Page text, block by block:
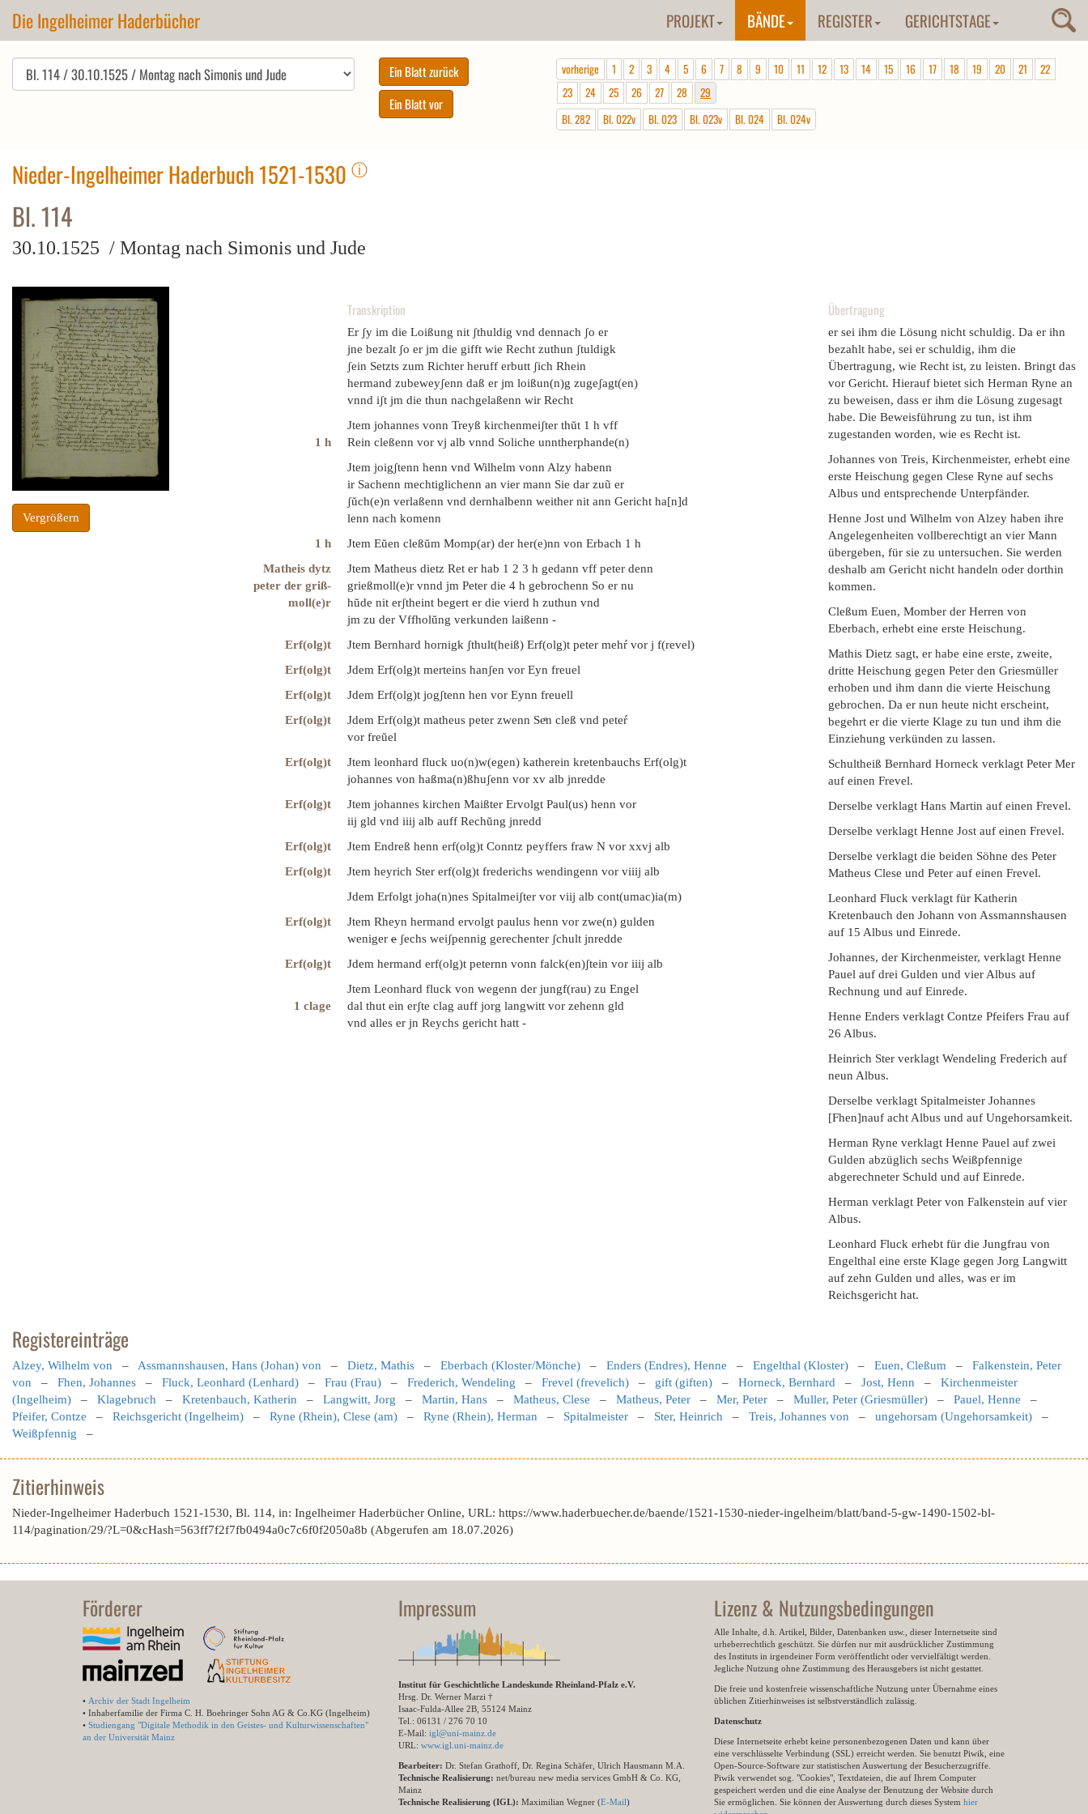
Die Ingelheimer Haderbücher PROJEKT BÄNDE REGISTER GERICHTSTAGE
vorherige 1 2 3 4 5 6 7 8 9 10 11 12 13 14 15 16 17 18 19 20 21
22
23
24 25 26 27 28
29
Bl. 282
Bl. 022v Bl. 023 Bl. 023v Bl. 024 Bl. 024v
Nieder-Ingelheimer Haderbuch 1521-1530 ⓘ
Bl. 114
30.10.1525 / Montag nach Simonis und Jude
Vergrößern
Transkription
Er ʃy im die Loißung nit ʃthuldig vnd dennach ʃo er
jne bezalt ʃo er jm die gifft wie Recht zuthun ʃtuldigk
ʃein Setzts zum Richter heruff erbutt ʃich Rhein
hermand zubeweyʃenn daß er jm loißun(n)g zugeʃagt(en)
vnnd iʃt jm die thun nachgelaßenn wir Recht
Jtem johannes vonn Treyß kirchenmeiʃter thŭt 1 h vff
1 h
Rein cleßenn vor vj alb vnnd Soliche unntherphande(n)
Jtem joigʃtenn henn vnd Wilhelm vonn Alzy habenn
ir Sachenn mechtiglichenn an vier mann Sie dar zuũ er
ʃŭch(e)n verlaßenn vnd dernhalbenn weither nit ann Gericht ha[n]d
lenn nach komenn
1 h
Jtem Eŭen cleßŭm Momp(ar) der her(e)nn von Erbach 1 h
Matheis dytz
Jtem Matheus dietz Ret er hab 1 2 3 h gedann vff peter denn
peter der griß-
grießmoll(e)r vnnd jm Peter die 4 h gebrochenn So er nu
moll(e)r
hŭde nit erʃtheint begert er die vierd h zuthun vnd
jm zu der Vffholŭng verkunden laißenn -
Erf(olg)t
Jtem Bernhard hornigk ʃthult(heiß) Erf(olg)t peter mehŕ vor j f(revel)
Erf(olg)t
Jdem Erf(olg)t merteins hanʃen vor Eyn freuel
Erf(olg)t
Jdem Erf(olg)t jogʃtenn hen vor Eynn freuell
Erf(olg)t
Jdem Erf(olg)t matheus peter zwenn Seͤn cleß vnd peteŕ
vor freŭel
Erf(olg)t
Jtem leonhard fluck uo(n)w(egen) katherein kretenbauchs Erf(olg)t
johannes von haßma(n)ßhuʃenn vor xv alb jnredde
Erf(olg)t
Jtem johannes kirchen Maißter Ervolgt Paul(us) henn vor
iij gld vnd iiij alb auff Rechŭng jnredd
Erf(olg)t
Jtem Endreß henn erf(olg)t Conntz peyffers fraw N vor xxvj alb
Erf(olg)t
Jtem heyrich Ster erf(olg)t frederichs wendingenn vor viiij alb
Jdem Erfolgt joha(n)nes Spitalmeiʃter vor viij alb cont(umac)ia(m)
Erf(olg)t
Jtem Rheyn hermand ervolgt paulus henn vor zwe(n) gulden
weniger e ʃechs weiʃpennig gerechenter ʃchult jnredde
Erf(olg)t
Jdem hermand erf(olg)t peternn vonn falck(en)ʃtein vor iiij alb
Jtem Leonhard fluck von wegenn der jungf(rau) zu Engel
1 clage
dal thut ein erʃte clag auff jorg langwitt vor zehenn gld
vnd alles er jn Reychs gericht hatt -
Übertragung
er sei ihm die Lösung nicht schuldig. Da er ihn
bezahlt habe, sei er schuldig, ihm die
Übertragung, wie Recht ist, zu leisten. Bringt das
vor Gericht. Hierauf bietet sich Herman Ryne an
zu beweisen, dass er ihm die Lösung zugesagt
habe. Die Beweisführung zu tun, ist ihm
zugestanden worden, wie es Recht ist.
Johannes von Treis, Kirchenmeister, erhebt eine
erste Heischung gegen Clese Ryne auf sechs
Albus und entsprechende Unterpfänder.
Henne Jost und Wilhelm von Alzey haben ihre
Angelegenheiten vollberechtigt an vier Mann
übergeben, für sie zu untersuchen. Sie werden
deshalb am Gericht nicht handeln oder dorthin
kommen.
Cleßum Euen, Momber der Herren von
Eberbach, erhebt eine erste Heischung.
Mathis Dietz sagt, er habe eine erste, zweite,
dritte Heischung gegen Peter den Griesmüller
erhoben und ihm dann die vierte Heischung
gebrochen. Da er nun heute nicht erscheint,
begehrt er die vierte Klage zu tun und ihm die
Einziehung verkünden zu lassen.
Schultheiß Bernhard Horneck verklagt Peter Mer
auf einen Frevel.
Derselbe verklagt Hans Martin auf einen Frevel.
Derselbe verklagt Henne Jost auf einen Frevel.
Derselbe verklagt die beiden Söhne des Peter
Matheus Clese und Peter auf einen Frevel.
Leonhard Fluck verklagt für Katherin
Kretenbauch den Johann von Assmannshausen
auf 15 Albus und Einrede.
Johannes, der Kirchenmeister, verklagt Henne
Pauel auf drei Gulden und vier Albus auf
Rechnung und auf Einrede.
Henne Enders verklagt Contze Pfeifers Frau auf
26 Albus.
Heinrich Ster verklagt Wendeling Frederich auf
neun Albus.
Derselbe verklagt Spitalmeister Johannes
[Fhen]nauf acht Albus und auf Ungehorsamkeit.
Herman Ryne verklagt Henne Pauel auf zwei
Gulden abzüglich sechs Weißpfennige
abgerechneter Schuld und auf Einrede.
Herman verklagt Peter von Falkenstein auf vier
Albus.
Leonhard Fluck erhebt für die Jungfrau von
Engelthal eine erste Klage gegen Jorg Langwitt
auf zehn Gulden und alles, was er im
Reichsgericht hat.
Registereinträge
Alzey, Wilhelm von – Assmannshausen, Hans (Johan) von – Dietz, Mathis – Eberbach (Kloster/Mönche) – Enders (Endres), Henne – Engelthal (Kloster) – Euen, Cleßum – Falkenstein, Peter
von – Fhen, Johannes – Fluck, Leonhard (Lenhard) – Frau (Frau) – Frederich, Wendeling – Frevel (frevelich) – gift (giften) – Horneck, Bernhard – Jost, Henn – Kirchenmeister
(Ingelheim) – Klagebruch – Kretenbauch, Katherin – Langwitt, Jorg – Martin, Hans – Matheus, Clese – Matheus, Peter – Mer, Peter – Muller, Peter (Griesmüller) – Pauel, Henne –
Pfeifer, Contze – Reichsgericht (Ingelheim) – Ryne (Rhein), Clese (am) – Ryne (Rhein), Herman – Spitalmeister – Ster, Heinrich – Treis, Johannes von – ungehorsam (Ungehorsamkeit) –
Weißpfennig –
Zitierhinweis
Nieder-Ingelheimer Haderbuch 1521-1530, Bl. 114, in: Ingelheimer Haderbücher Online, URL: https://www.haderbuecher.de/baende/1521-1530-nieder-ingelheim/blatt/band-5-gw-1490-1502-bl-
114/pagination/29/?L=0&cHash=563ff7f2f7fb0494a0c7c6f0f2050a8b (Abgerufen am 18.07.2026)
Förderer
• Archiv der Stadt Ingelheim
• Inhaberfamilie der Firma C. H. Boehringer Sohn AG & Co.KG (Ingelheim)
• Studiengang "Digitale Methodik in den Geistes- und Kulturwissenschaften"
an der Universität Mainz
Impressum
Institut für Geschichtliche Landeskunde Rheinland-Pfalz e.V.
Hrsg. Dr. Werner Marzi †
Isaac-Fulda-Allee 2B, 55124 Mainz
Tel.: 06131 / 276 70 10
E-Mail: igl@uni-mainz.de
URL: www.igl.uni-mainz.de
Bearbeiter: Dr. Stefan Grathoff, Dr. Regina Schäfer, Ulrich Hausmann M.A.
Technische Realisierung: net/bureau new media services GmbH & Co. KG,
Mainz
Technische Realisierung (IGL): Maximilian Wegner (E-Mail)
Lizenz & Nutzungsbedingungen
Alle Inhalte, d.h. Artikel, Bilder, Datenbanken usw., dieser Internetseite sind
urheberrechtlich geschützt. Sie dürfen nur mit ausdrücklicher Zustimmung
des Instituts in irgendeiner Form veröffentlicht oder vervielfältigt werden.
Jegliche Nutzung ohne Zustimmung des Herausgebers ist nicht gestattet.
Die freie und kostenfreie wissenschaftliche Nutzung unter Übernahme eines
üblichen Zitierhinweises ist selbstverständlich zulässig.
Datenschutz
Diese Internetseite erhebt keine personenbezogenen Daten und kann über
eine verschlüsselte Verbindung (SSL) erreicht werden. Sie benutzt Piwik, eine
Open-Source-Software zur statistischen Auswertung der Besucherzugriffe.
Piwik verwendet sog. "Cookies", Textdateien, die auf Ihrem Computer
gespeichert werden und die eine Analyse der Benutzung der Website durch
Sie ermöglichen. Sie können der Auswertung durch dieses System hier